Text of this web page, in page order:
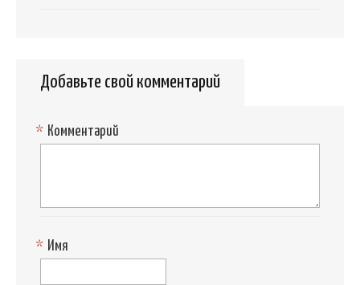
Добавьте свой комментарий
Комментарий
*
Имя
*